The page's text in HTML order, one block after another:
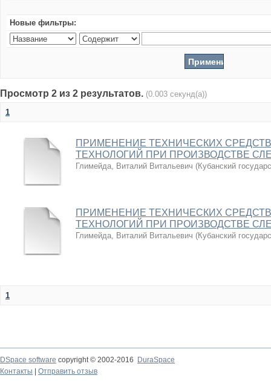
Новые фильтры:
Просмотр 2 из 2 результатов. (0.003 секунд(а))
1
ПРИМЕНЕНИЕ ТЕХНИЧЕСКИХ
ТЕХНОЛОГИЙ ПРИ ПРОИЗВОДСТВЕ
Глимейда, Виталий Витальевич (Кубанский
ПРИМЕНЕНИЕ ТЕХНИЧЕСКИХ
ТЕХНОЛОГИЙ ПРИ ПРОИЗВОДСТВЕ
Глимейда, Виталий Витальевич (Кубанский
1
DSpace software copyright © 2002-2016
DuraSpace
Контакты
Отправить отзыв